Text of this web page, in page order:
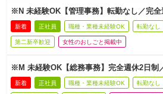
※N 未経験OK【管理事務】転勤なし／完全
新着 正社員 職種・業種未経験OK 転勤なし
第二新卒歓迎 女性のおしごと掲載中
※M 未経験OK【総務事務】完全週休2日制
新着 正社員 職種・業種未経験OK 転勤なし